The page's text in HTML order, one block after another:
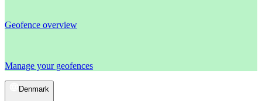
Geofence overview
Manage your geofences
Denmark